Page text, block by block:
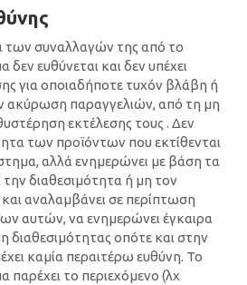
των συναλλαγών της από το
ευθύνεται και δεν υπέχει
για οποιαδήποτε τυχόν βλάβη ή
ακύρωση παραγγελιών, από τη μη
εκτέλεσης τους . Δεν
των προϊόντων που εκτίθενται
αλλά ενημερώνει με βάση τα
την διαθεσιμότητα ή μη τον
αναλαμβάνει σε περίπτωση
αυτών, να ενημερώνει έγκαιρα
διαθεσιμότητας οπότε και στην
καμία περαιτέρω ευθύνη. Το
παρέχει το περιεχόμενο (λχ